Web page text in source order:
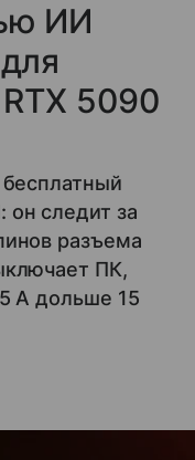
ИИ
5090
он следит за
разъема
ПК,
А дольше 15